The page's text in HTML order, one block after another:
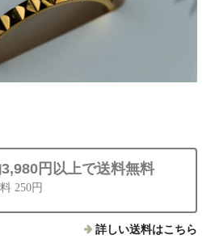
円以上で送料無料
250円
詳しい送料はこちら